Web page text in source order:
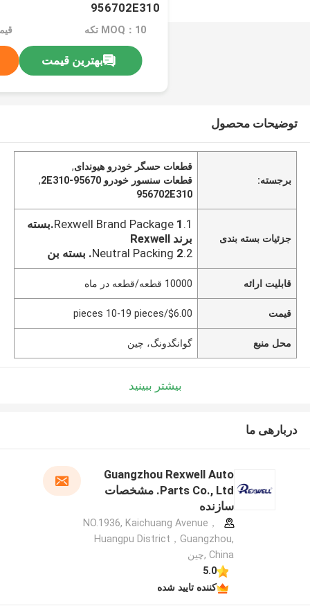
956702E310
MOQ：10 تکه
بهترین قیمت
توضیحات محصول
برجسته:
قطعات حسگر خودرو هیوندای,
قطعات سنسور خودرو 95670-2E310
,
956702E310
جزئیات بسته بندی
1.Rexwell Brand Package
1.بسته
برند Rexwell
2.Neutral Packing 2. بسته بن
قابلیت ارائه 10000 قطعه/قطعه در ماه
قیمت $6.00/pieces 10-19 pieces
محل منبع گوانگدونگ، چین
بیشتر ببینید
دربارهی ما
Guangzhou Rexwell Auto
Parts Co., Ltd. مشخصات
سازنده
NO.1936, Kaichuang Avenue，
Huangpu District，Guangzhou,
China ,چین
5.0
کننده تایید شده